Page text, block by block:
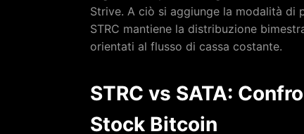
Strive. A ciò si aggiunge la modalità di
STRC mantiene la distribuzione
orientati al flusso di cassa costante.
STRC vs SATA:
Stock Bitcoin